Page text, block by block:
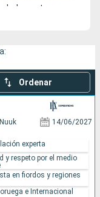
cuenta con una
cocina tradicional
como
Ordenar
Nuuk 14/06/2027
experta
y respeto por el medio
en fiordos y regiones
e Internacional